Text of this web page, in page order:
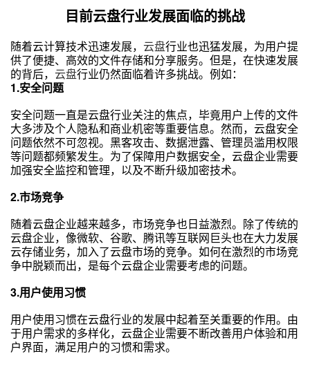
目前云盘行业发展面临的挑战
随着云计算技术迅速发展， 云盘行业也迅猛发展，为用户提
供了便捷、高效的文件存储和分享服务。但是，在快速发展
的背后， 云盘行业仍然面临着许多挑战。例如：
1.安全问题
安全问题一直是云盘行业关注的焦点，毕竟用户上传的文件
大多涉及个人隐私和商业机密等重要信息。然而，云盘安全
问题依然不可忽视。黑客攻击、数据泄露、管理员滥用权限
等问题都频繁发生。为了保障用户数据安全，云盘企业需要
加强安全监控和管理，以及不断升级加密技术。
2.市场竞争
随着云盘企业越来越多，市场竞争也日益激烈。除了传统的
云盘企业，像微软、谷歌、腾讯等互联网巨头也在大力发展
云存储业务，加入了云盘市场的竞争。如何在激烈的市场竞
争中脱颖而出，是每个云盘企业需要考虑的问题。
3.用户使用习惯
用户使用习惯在云盘行业的发展中起着至关重要的作用。由
于用户需求的多样化，云盘企业需要不断改善用户体验和用
户界面，满足用户的习惯和需求。